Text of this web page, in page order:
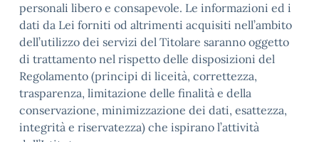
personali libero e consapevole. Le informazioni ed i
dati da Lei forniti od altrimenti acquisiti nell’ambito
dell’utilizzo dei servizi del Titolare saranno oggetto
di trattamento nel rispetto delle disposizioni del
Regolamento (principi di liceità, correttezza,
trasparenza, limitazione delle finalità e della
conservazione, minimizzazione dei dati, esattezza,
integrità e riservatezza) che ispirano l’attività